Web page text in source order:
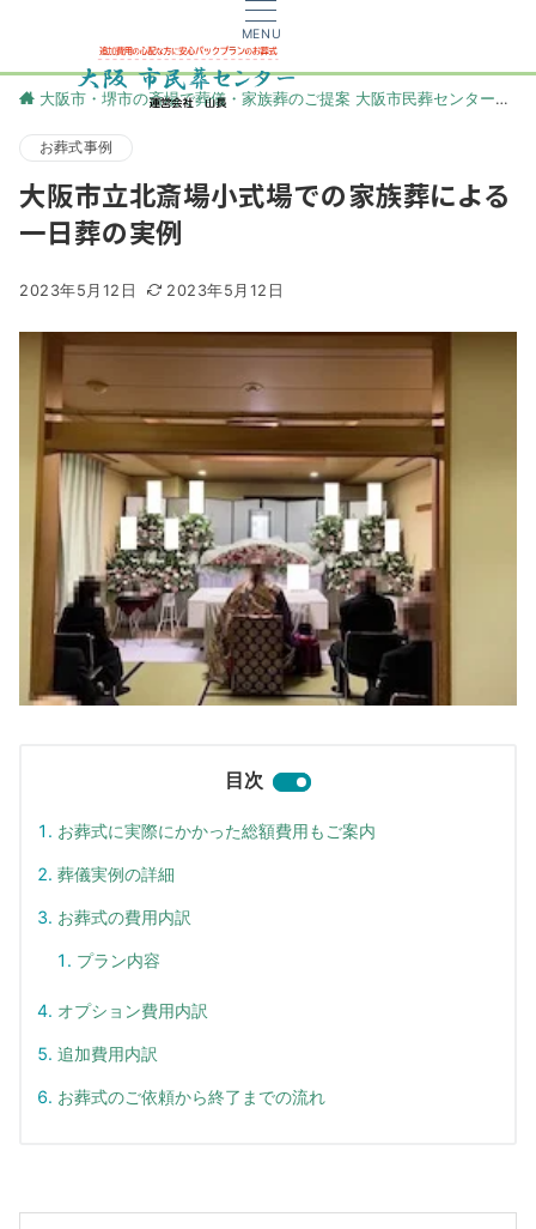
MENU
大阪市・堺市の斎場で葬儀・家族葬のご提案 大阪市民葬センター
お葬式事例
大阪市立北斎場小式場での家族葬による
一日葬の実例
2023年5月12日 2023年5月12日
目次
お葬式に実際にかかった総額費用もご案内
葬儀実例の詳細
お葬式の費用内訳
プラン内容
オプション費用内訳
追加費用内訳
お葬式のご依頼から終了までの流れ